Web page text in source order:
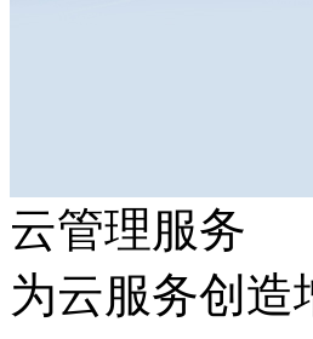
云管理服务
为云服务创造